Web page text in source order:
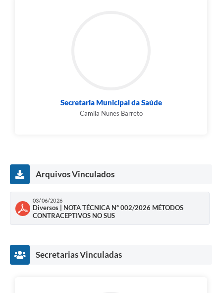
Secretaria Municipal da Saúde
Camila Nunes Barreto
Arquivos Vinculados
03/06/2026
Diversos | NOTA TÉCNICA Nº 002/2026 MÉTODOS
CONTRACEPTIVOS NO SUS
Secretarias Vinculadas